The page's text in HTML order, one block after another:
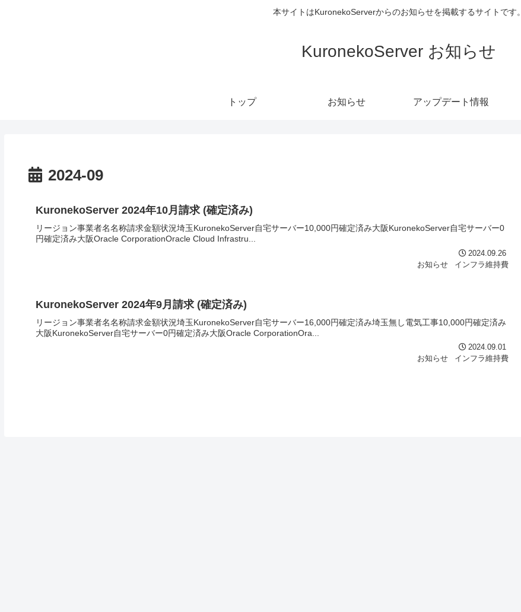
本サイトはKuronekoServerからのお知らせを掲載するサイトです。
KuronekoServer お知らせ
トップ お知らせ アップデート情報
2024-09
KuronekoServer 2024年10月請求 (確定済み)
リージョン事業者名名称請求金額状況埼玉KuronekoServer自宅サーバー10,000円確定済み大阪KuronekoServer自宅サーバー0
円確定済み大阪Oracle CorporationOracle Cloud Infrastru...
2024.09.26
お知らせ
インフラ維持費
KuronekoServer 2024年9月請求 (確定済み)
リージョン事業者名名称請求金額状況埼玉KuronekoServer自宅サーバー16,000円確定済み埼玉無し電気工事10,000円確定済み
大阪KuronekoServer自宅サーバー0円確定済み大阪Oracle CorporationOra...
2024.09.01
お知らせ
インフラ維持費